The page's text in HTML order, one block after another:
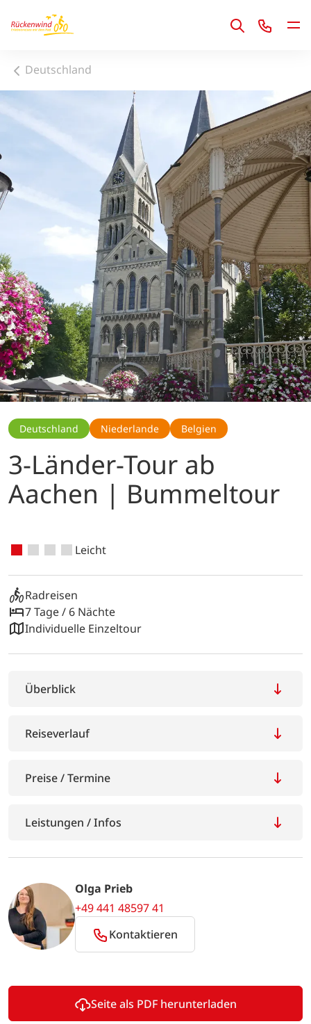
1
Deutschland
Deutschland Niederlande Belgien
3-Länder-Tour ab
Aachen | Bummeltour
Leicht
Radreisen
7 Tage / 6 Nächte
Individuelle Einzeltour
Überblick
Reiseverlauf
Preise / Termine
Leistungen / Infos
Olga Prieb
+49 441 48597 41
Kontaktieren
Seite als PDF herunterladen